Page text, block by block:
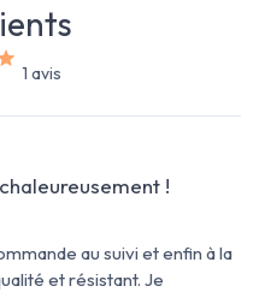
1 avis
!
au suivi et enfin à la
et résistant. Je